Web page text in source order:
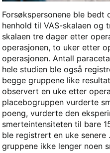
Forsøkspersonene ble bedt
henhold til VAS-skalaen og
skalaen tre dager etter
operasjonen, to uker etter
operasjonen. Antall
hele studien ble også
begge gruppene like
observert en uke etter
placebogruppen vurderte
poeng, vurderte den
smerteintensiteten til bare
ble registrert en uke
gruppene ikke lenger noen